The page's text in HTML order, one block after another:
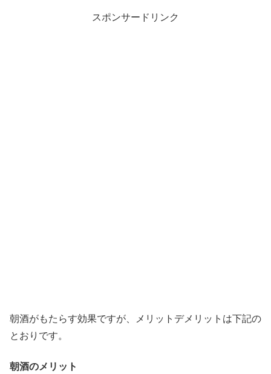
スポンサードリンク
朝酒がもたらす効果ですが、メリットデメリットは下記の
とおりです。
朝酒のメリット